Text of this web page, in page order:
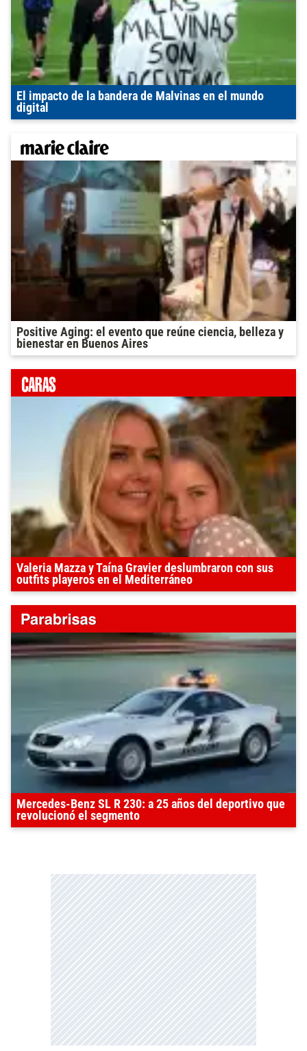
El impacto de la bandera de Malvinas en el mundo
digital
Positive Aging: el evento que reúne ciencia, belleza y
bienestar en Buenos Aires
Valeria Mazza y Taína Gravier deslumbraron con sus
outfits playeros en el Mediterráneo
Mercedes-Benz SL R 230: a 25 años del deportivo que
revolucionó el segmento